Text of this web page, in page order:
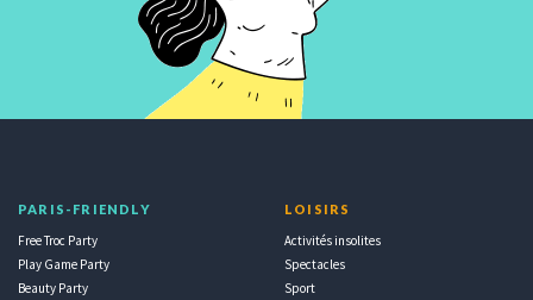
PARIS-FRIENDLY
Free Troc Party
Play Game Party
Beauty Party
LOISIRS
Activités insolites
Spectacles
Sport